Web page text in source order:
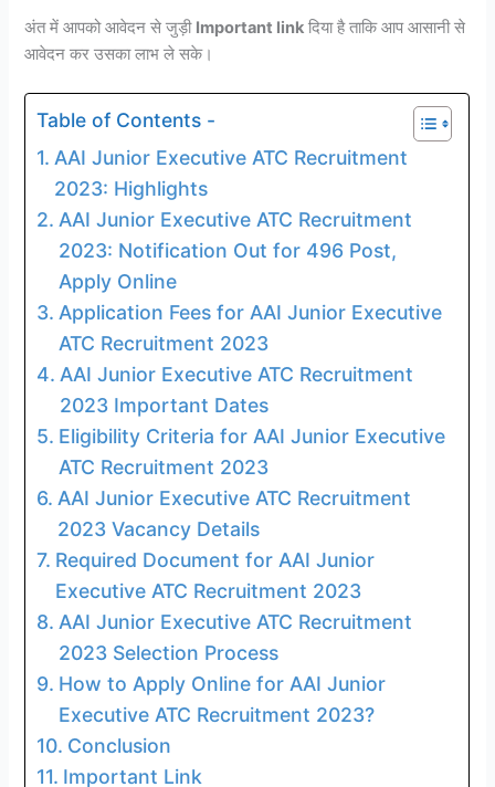
अंत में आपको आवेदन से जुड़ी Important link दिया है ताकि आप आसानी से
आवेदन कर उसका लाभ ले सके।
Table of Contents -
AAI Junior Executive ATC Recruitment
2023: Highlights
AAI Junior Executive ATC Recruitment
2023: Notification Out for 496 Post,
Apply Online
Application Fees for AAI Junior Executive
ATC Recruitment 2023
AAI Junior Executive ATC Recruitment
2023 Important Dates
Eligibility Criteria for AAI Junior Executive
ATC Recruitment 2023
AAI Junior Executive ATC Recruitment
2023 Vacancy Details
Required Document for AAI Junior
Executive ATC Recruitment 2023
AAI Junior Executive ATC Recruitment
2023 Selection Process
How to Apply Online for AAI Junior
Executive ATC Recruitment 2023?
Conclusion
Important Link